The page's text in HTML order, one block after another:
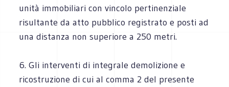
unità immobiliari con vincolo pertinenziale
risultante da atto pubblico registrato e posti ad
una distanza non superiore a 250 metri.
6. Gli interventi di integrale demolizione e
ricostruzione di cui al comma 2 del presente